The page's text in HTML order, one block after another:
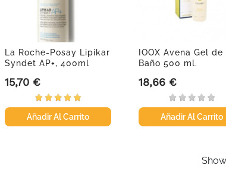
La Roche-Posay Lipikar
Syndet AP+, 400ml
Precio
15,70 €
Añadir Al Carrito
IOOX Avena Gel de
Baño 500 ml.
Precio
18,66 €
Añadir Al Carrito